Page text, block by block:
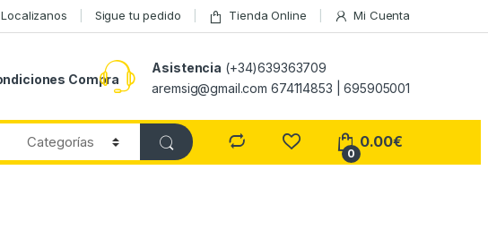
Localizanos Sigue tu pedido Tienda Online Mi Cuenta
Compra
Asistencia (+34)639363709
aremsig@gmail.com 674114853 | 695905001
0
0.00€